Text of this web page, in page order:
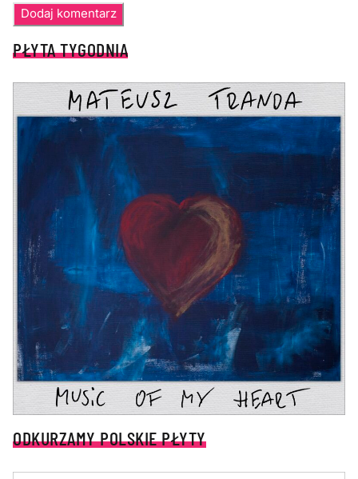
PŁYTA TYGODNIA
ODKURZAMY POLSKIE PŁYTY